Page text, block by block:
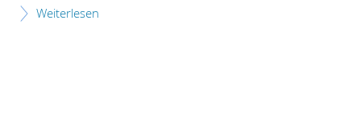
Weiterlesen